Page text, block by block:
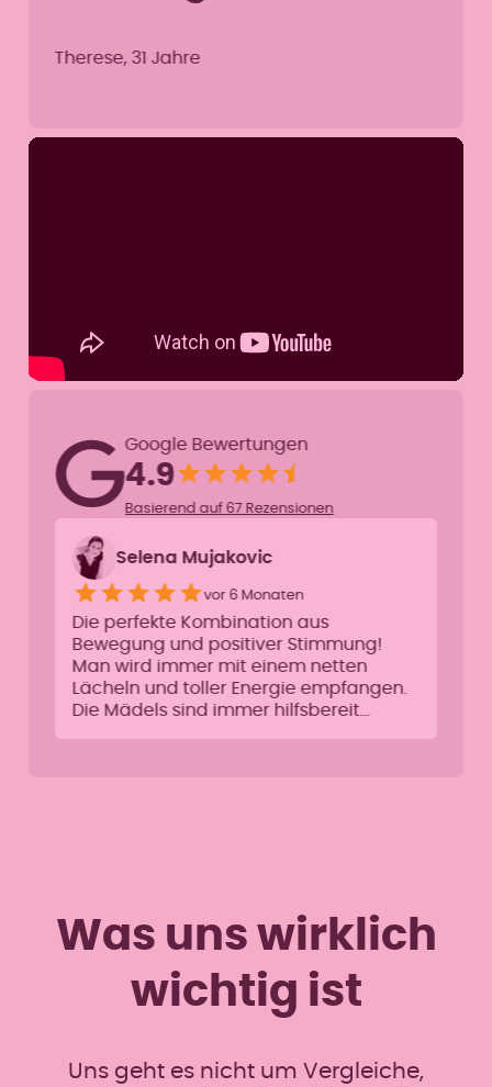
Therese, 31 Jahre
Google Bewertungen
4.9
Basierend auf 67 Rezensionen
Selena Mujakovic
vor 6 Monaten
Die perfekte Kombination aus
Bewegung und positiver Stimmung!
Man wird immer mit einem netten
Lächeln und toller Energie empfangen.
Die Mädels sind immer hilfsbereit…
Was uns wirklich
wichtig ist
Uns geht es nicht um Vergleiche,